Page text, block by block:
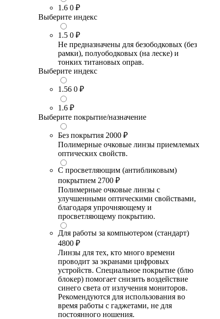
1.6 0 ₽
Выберите индекс
1.5 0 ₽
Не предназначены для безободковых (без
рамки), полуободковых (на леске) и
тонких титановых оправ.
Выберите индекс
1.56 0 ₽
1.6 ₽
Выберите покрытие/назначение
Без покрытия 2000 ₽
Полимерные очковые линзы приемлемых
оптических свойств.
С просветляющим (антибликовым)
покрытием 2700 ₽
Полимерные очковые линзы с
улучшенными оптическими свойствами,
благодаря упрочняющему и
просветляющему покрытию.
Для работы за компьютером (стандарт)
4800 ₽
Линзы для тех, кто много времени
проводит за экранами цифровых
устройств. Специальное покрытие (блю
блокер) помогает снизить воздействие
синего света от излучения мониторов.
Рекомендуются для использования во
время работы с гаджетами, не для
постоянного ношения.